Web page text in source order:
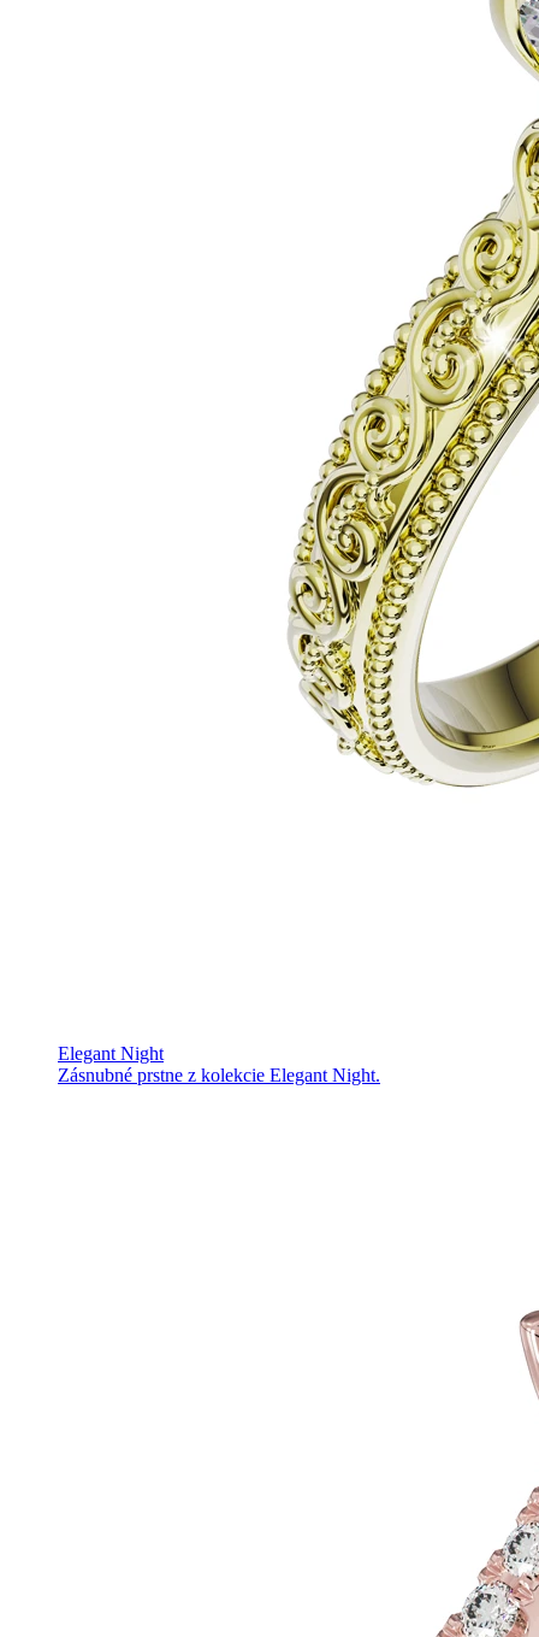
Elegant Night
Zásnubné prstne z kolekcie Elegant Night.